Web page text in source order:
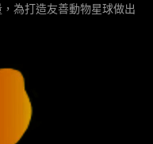
為打造友善動物星球做出